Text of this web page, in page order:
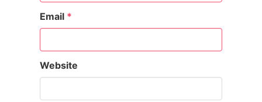
Email *
Website